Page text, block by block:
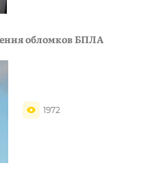
обломков БПЛА
1972